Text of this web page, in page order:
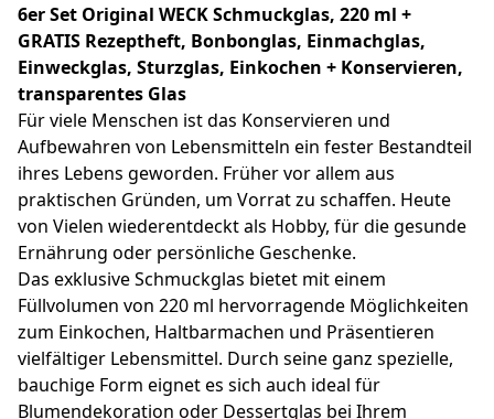
6er Set Original WECK Schmuckglas, 220 ml +
GRATIS Rezeptheft, Bonbonglas, Einmachglas,
Einweckglas, Sturzglas, Einkochen + Konservieren,
transparentes Glas
Für viele Menschen ist das Konservieren und
Aufbewahren von Lebensmitteln ein fester Bestandteil
ihres Lebens geworden. Früher vor allem aus
praktischen Gründen, um Vorrat zu schaffen. Heute
von Vielen wiederentdeckt als Hobby, für die gesunde
Ernährung oder persönliche Geschenke.
Das exklusive Schmuckglas bietet mit einem
Füllvolumen von 220 ml hervorragende Möglichkeiten
zum Einkochen, Haltbarmachen und Präsentieren
vielfältiger Lebensmittel. Durch seine ganz spezielle,
bauchige Form eignet es sich auch ideal für
Blumendekoration oder Dessertglas bei Ihrem